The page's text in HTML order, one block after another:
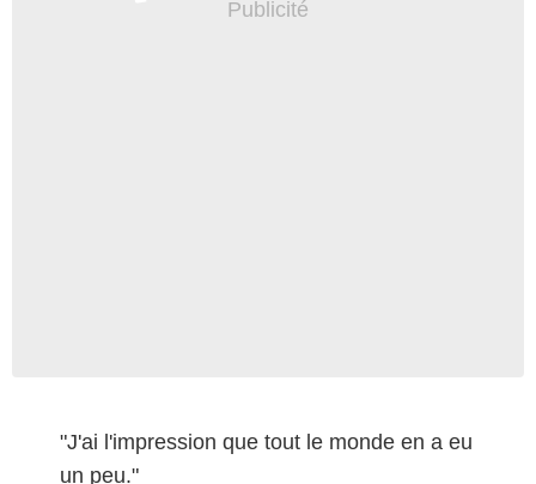
"J'ai l'impression que tout le monde en a eu
un peu."